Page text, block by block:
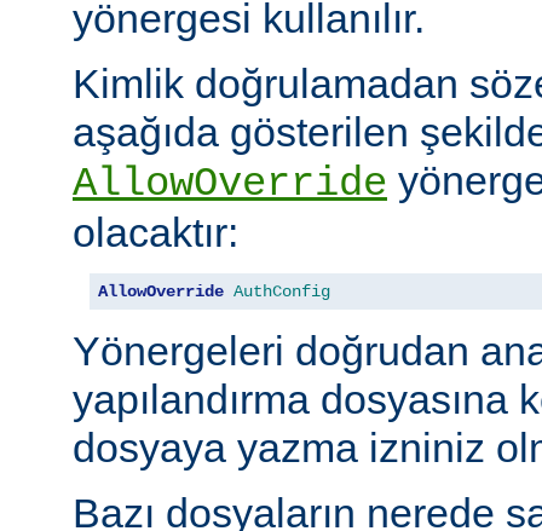
yönergesi kullanılır.
Kimlik doğrulamadan
aşağıda gösterilen
AllowOverride
olacaktır:
AllowOverride AuthConfig
Yönergeleri doğrudan
yapılandırma dosyasına
dosyaya yazma izniniz
Bazı dosyaların nerede